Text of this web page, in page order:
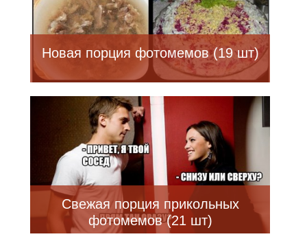
Новая порция фотомемов (19 шт)
Свежая порция прикольных
фотомемов (21 шт)